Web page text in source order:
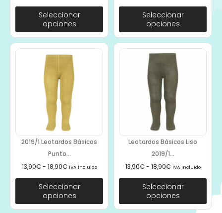
Seleccionar
opciones
Seleccionar
opciones
2019/1 Leotardos Básicos
Punto...
13,90€ - 18,90€ IVA Incluido
Seleccionar
opciones
Leotardos Básicos Liso
2019/1...
13,90€ - 18,90€ IVA Incluido
Seleccionar
opciones